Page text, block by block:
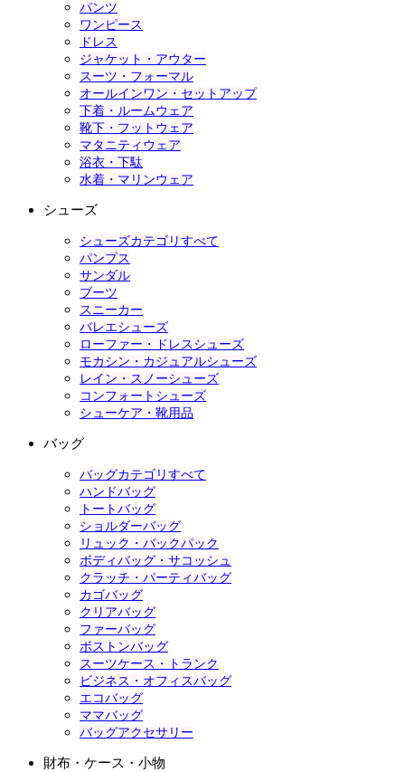
パンツ
ワンピース
ドレス
ジャケット・アウター
スーツ・フォーマル
オールインワン・セットアップ
下着・ルームウェア
靴下・フットウェア
マタニティウェア
浴衣・下駄
水着・マリンウェア
シューズ
シューズカテゴリすべて
パンプス
サンダル
ブーツ
スニーカー
バレエシューズ
ローファー・ドレスシューズ
モカシン・カジュアルシューズ
レイン・スノーシューズ
コンフォートシューズ
シューケア・靴用品
バッグ
バッグカテゴリすべて
ハンドバッグ
トートバッグ
ショルダーバッグ
リュック・バックパック
ボディバッグ・サコッシュ
クラッチ・パーティバッグ
カゴバッグ
クリアバッグ
ファーバッグ
ボストンバッグ
スーツケース・トランク
ビジネス・オフィスバッグ
エコバッグ
ママバッグ
バッグアクセサリー
財布・ケース・小物